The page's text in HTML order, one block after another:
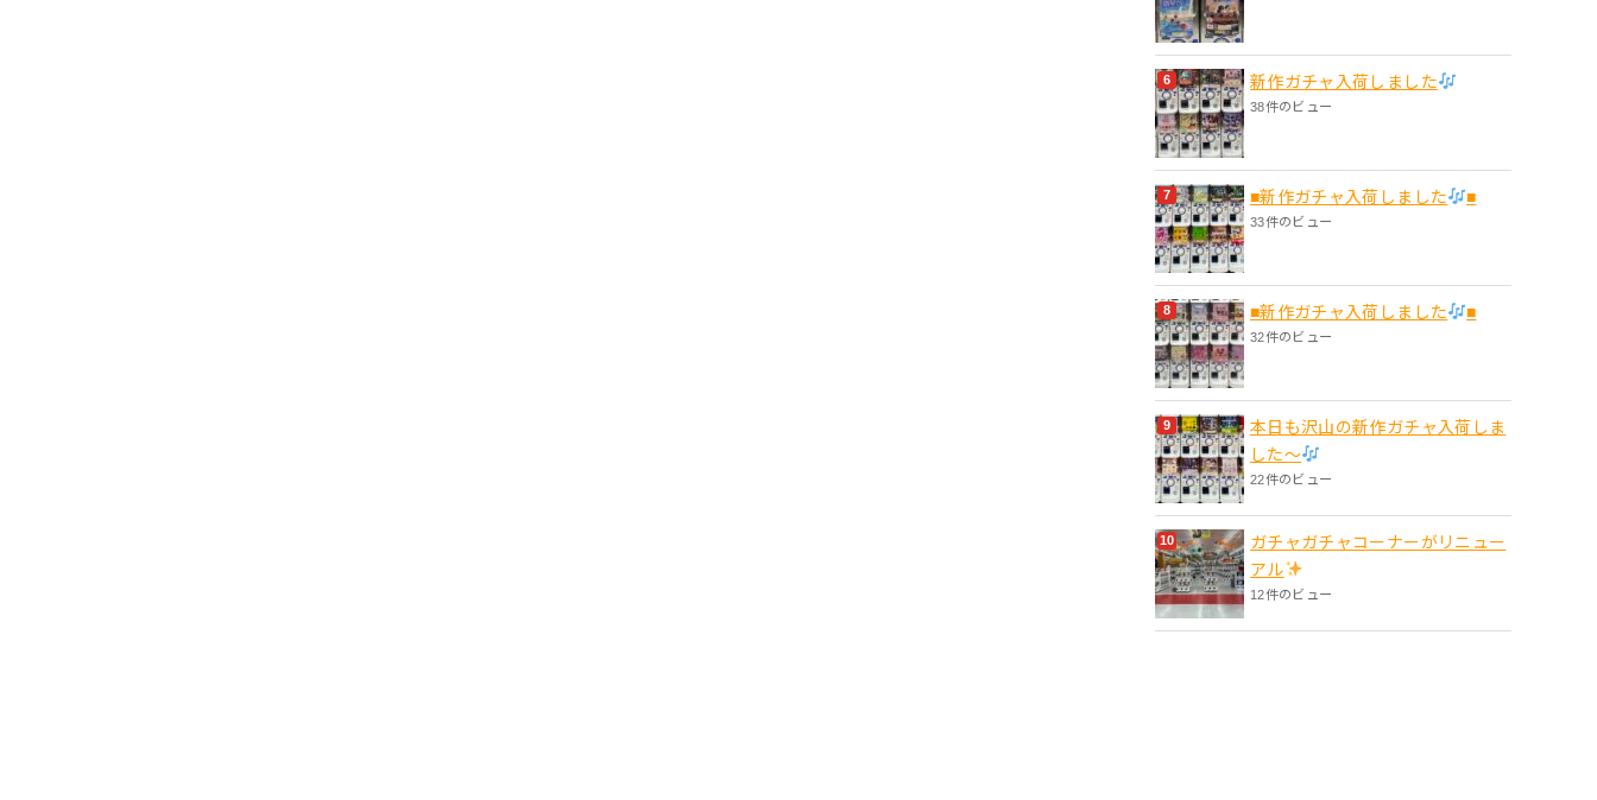
新作ガチャ入荷しました
38件のビュー
■新作ガチャ入荷しました ■
33件のビュー
■新作ガチャ入荷しました ■
32件のビュー
本日も沢山の新作ガチャ入荷しま
した〜
22件のビュー
ガチャガチャコーナーがリニュー
アル
12件のビュー